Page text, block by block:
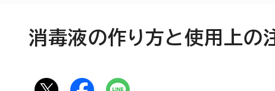
消毒液の作り方と使用上の